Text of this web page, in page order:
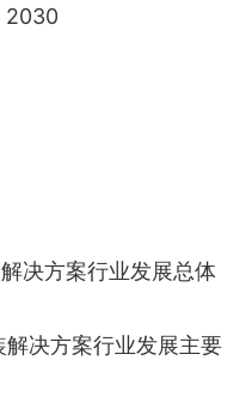
2030
决方案行业发展总体
决方案行业发展主要